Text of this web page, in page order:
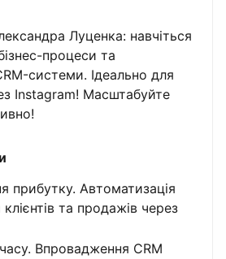
Луценка: навчіться
процеси та
системи. Ідеально для
Instagram! Масштабуйте
прибутку. Автоматизація
та продажів через
Впровадження CRM